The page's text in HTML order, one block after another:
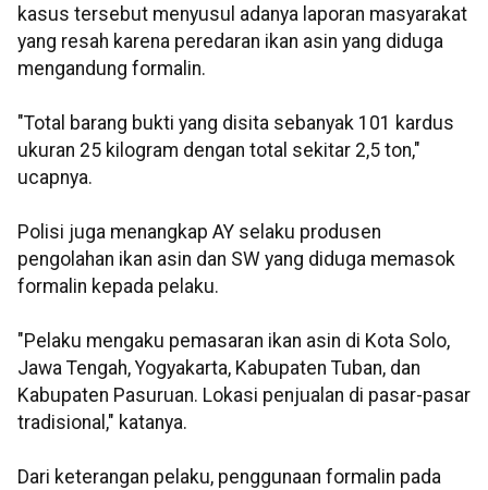
kasus tersebut menyusul adanya laporan masyarakat
yang resah karena peredaran ikan asin yang diduga
mengandung formalin.
"Total barang bukti yang disita sebanyak 101 kardus
ukuran 25 kilogram dengan total sekitar 2,5 ton,"
ucapnya.
Polisi juga menangkap AY selaku produsen
pengolahan ikan asin dan SW yang diduga memasok
formalin kepada pelaku.
"Pelaku mengaku pemasaran ikan asin di Kota Solo,
Jawa Tengah, Yogyakarta, Kabupaten Tuban, dan
Kabupaten Pasuruan. Lokasi penjualan di pasar-pasar
tradisional," katanya.
Dari keterangan pelaku, penggunaan formalin pada